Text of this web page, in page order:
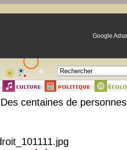
Google
centaines de